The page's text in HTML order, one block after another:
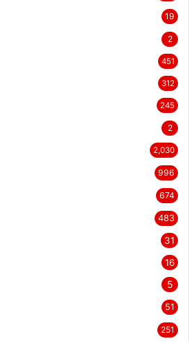
19
2
451
312
245
2
2,030
996
674
483
31
16
5
51
251